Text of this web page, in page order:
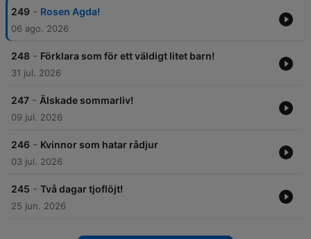
249 - Rosen Agda!
06 ago. 2026
248 - Förklara som för ett väldigt litet barn!
31 jul. 2026
247 - Älskade sommarliv!
09 jul. 2026
246 - Kvinnor som hatar rådjur
03 jul. 2026
245 - Två dagar tjoflöjt!
25 jun. 2026